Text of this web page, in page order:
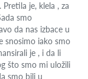
je, klela , za
smo
da nas izbace u
snosimo iako smo
je , i da li
što smo mi uložili
smo bili u